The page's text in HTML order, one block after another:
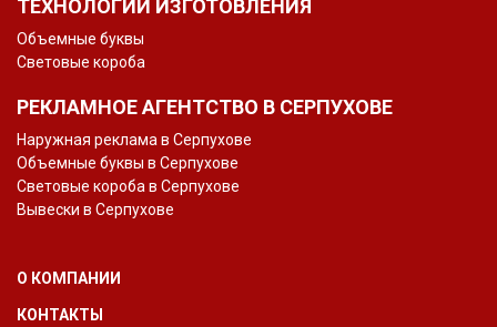
ТЕХНОЛОГИИ ИЗГОТОВЛЕНИЯ
Объемные буквы
Световые короба
РЕКЛАМНОЕ АГЕНТСТВО В СЕРПУХОВЕ
Наружная реклама в Серпухове
Объемные буквы в Серпухове
Световые короба в Серпухове
Вывески в Серпухове
О КОМПАНИИ
КОНТАКТЫ